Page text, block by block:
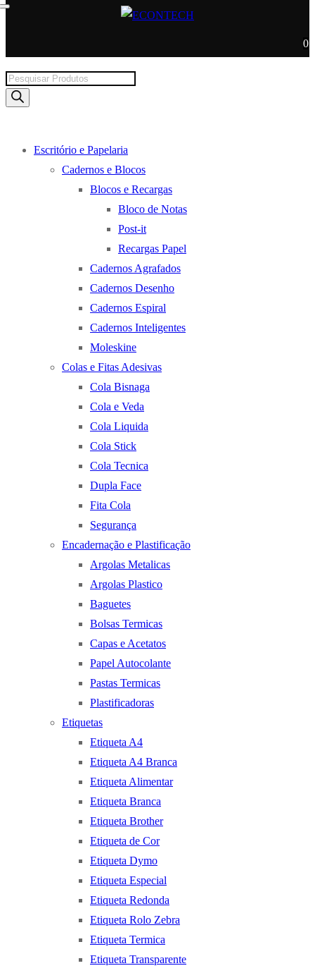
0
Products
search
Escritório e Papelaria
Cadernos e Blocos
Blocos e Recargas
Bloco de Notas
Post-it
Recargas Papel
Cadernos Agrafados
Cadernos Desenho
Cadernos Espiral
Cadernos Inteligentes
Moleskine
Colas e Fitas Adesivas
Cola Bisnaga
Cola e Veda
Cola Liquida
Cola Stick
Cola Tecnica
Dupla Face
Fita Cola
Segurança
Encadernação e Plastificação
Argolas Metalicas
Argolas Plastico
Baguetes
Bolsas Termicas
Capas e Acetatos
Papel Autocolante
Pastas Termicas
Plastificadoras
Etiquetas
Etiqueta A4
Etiqueta A4 Branca
Etiqueta Alimentar
Etiqueta Branca
Etiqueta Brother
Etiqueta de Cor
Etiqueta Dymo
Etiqueta Especial
Etiqueta Redonda
Etiqueta Rolo Zebra
Etiqueta Termica
Etiqueta Transparente